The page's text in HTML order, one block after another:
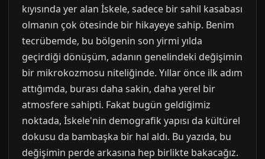
kıyısında yer alan İskele, sadece bir sahil kasabası
olmanın çok ötesinde bir hikayeye sahip. Benim
tecrübemde, bu bölgenin son yirmi yılda
geçirdiği dönüşüm, adanın genelindeki değişimin
bir mikrokozmosu niteliğinde. Yıllar önce ilk adım
attığımda, burası daha sakin, daha yerel bir
atmosfere sahipti. Fakat bugün geldiğimiz
noktada, İskele'nin demografik yapısı da kültürel
dokusu da bambaşka bir hal aldı. Bu yazıda, bu
değişimin perde arkasına hep birlikte bakacağız.